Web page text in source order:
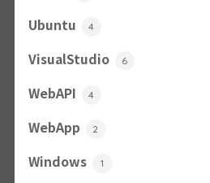
Ubuntu
4
VisualStudio 6
WebAPI 4
WebApp 2
Windows 1